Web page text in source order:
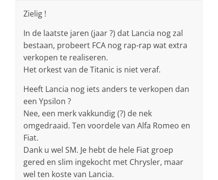
Zielig !
In de laatste jaren (jaar ?) dat Lancia nog zal
bestaan, probeert FCA nog rap-rap wat extra
verkopen te realiseren.
Het orkest van de Titanic is niet veraf.
Heeft Lancia nog iets anders te verkopen dan
een Ypsilon ?
Nee, een merk vakkundig (?) de nek
omgedraaid. Ten voordele van Alfa Romeo en
Fiat.
Dank u wel SM. Je hebt de hele Fiat groep
gered en slim ingekocht met Chrysler, maar
wel ten koste van Lancia.